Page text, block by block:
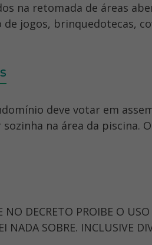
na retomada de áreas
de jogos, brinquedotecas,
deve votar em
na área da piscina.
DECRETO PROIBE O
NADA SOBRE. INCLUSIVE